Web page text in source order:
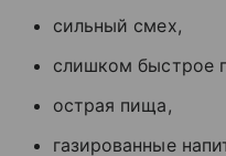
сильный смех,
слишком быстрое
острая пища,
газированные